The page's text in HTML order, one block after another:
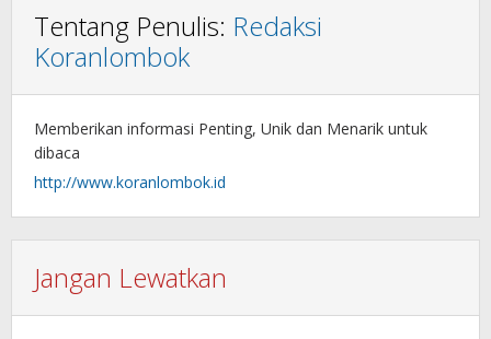
Tentang Penulis: Redaksi
Koranlombok
Memberikan informasi Penting, Unik dan Menarik untuk
dibaca
http://www.koranlombok.id
Jangan Lewatkan